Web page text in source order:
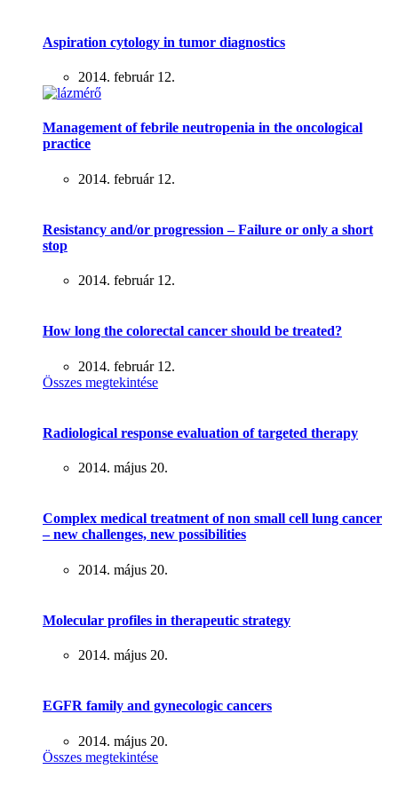
Aspiration cytology in tumor diagnostics
2014. február 12.
Management of febrile neutropenia in the oncological
practice
2014. február 12.
Resistancy and/or progression – Failure or only a short
stop
2014. február 12.
How long the colorectal cancer should be treated?
2014. február 12.
Összes megtekintése
Radiological response evaluation of targeted therapy
2014. május 20.
Complex medical treatment of non small cell lung cancer
– new challenges, new possibilities
2014. május 20.
Molecular profiles in therapeutic strategy
2014. május 20.
EGFR family and gynecologic cancers
2014. május 20.
Összes megtekintése